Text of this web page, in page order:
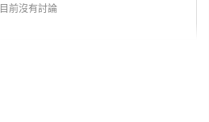
目前沒有討論